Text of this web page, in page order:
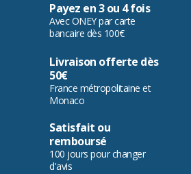
Payez en 3 ou 4 fois
Avec ONEY par carte
bancaire dès 100€
Livraison offerte dès
50€
France métropolitaine et
Monaco
Satisfait ou
remboursé
100 jours pour changer
d'avis